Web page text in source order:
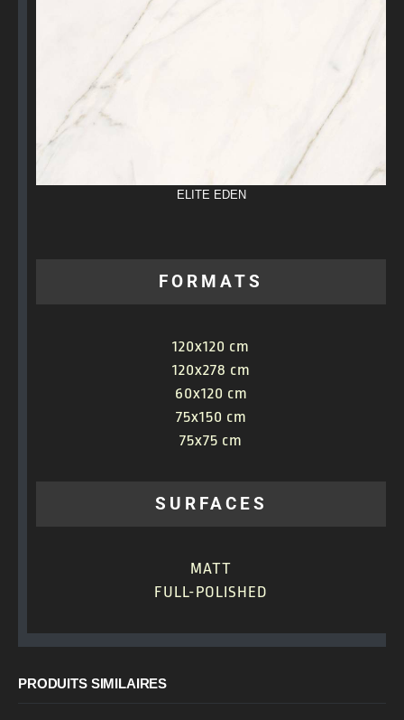
ELITE EDEN
FORMATS
120x120 cm
120x278 cm
60x120 cm
75x150 cm
75x75 cm
SURFACES
MATT
FULL-POLISHED
PRODUITS SIMILAIRES